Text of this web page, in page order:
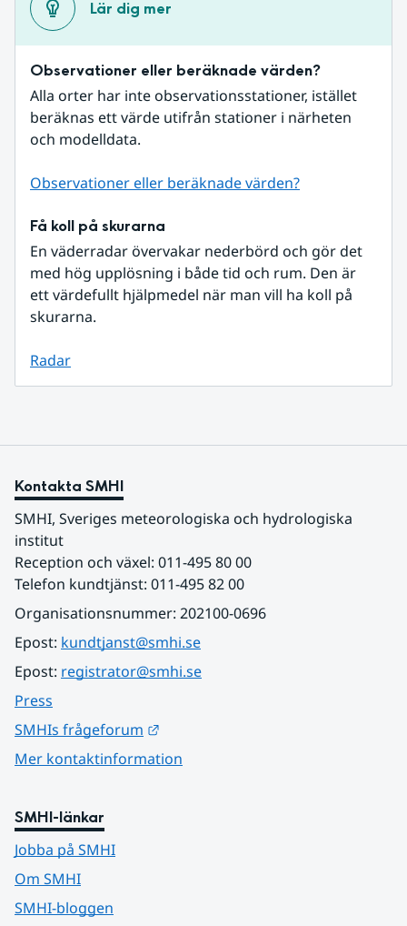
Lär dig mer
Observationer eller beräknade värden?
Alla orter har inte observationsstationer, istället
beräknas ett värde utifrån stationer i närheten
och modelldata.
Observationer eller beräknade värden?
Få koll på skurarna
En väderradar övervakar nederbörd och gör det
med hög upplösning i både tid och rum. Den är
ett värdefullt hjälpmedel när man vill ha koll på
skurarna.
Radar
Kontakta SMHI
SMHI, Sveriges meteorologiska och hydrologiska
institut
Reception och växel: 011-495 80 00
Telefon kundtjänst: 011-495 82 00
Organisationsnummer: 202100-0696
Epost: kundtjanst@smhi.se
Epost: registrator@smhi.se
Press
SMHIs frågeforum
Mer kontaktinformation
SMHI-länkar
Jobba på SMHI
Om SMHI
SMHI-bloggen